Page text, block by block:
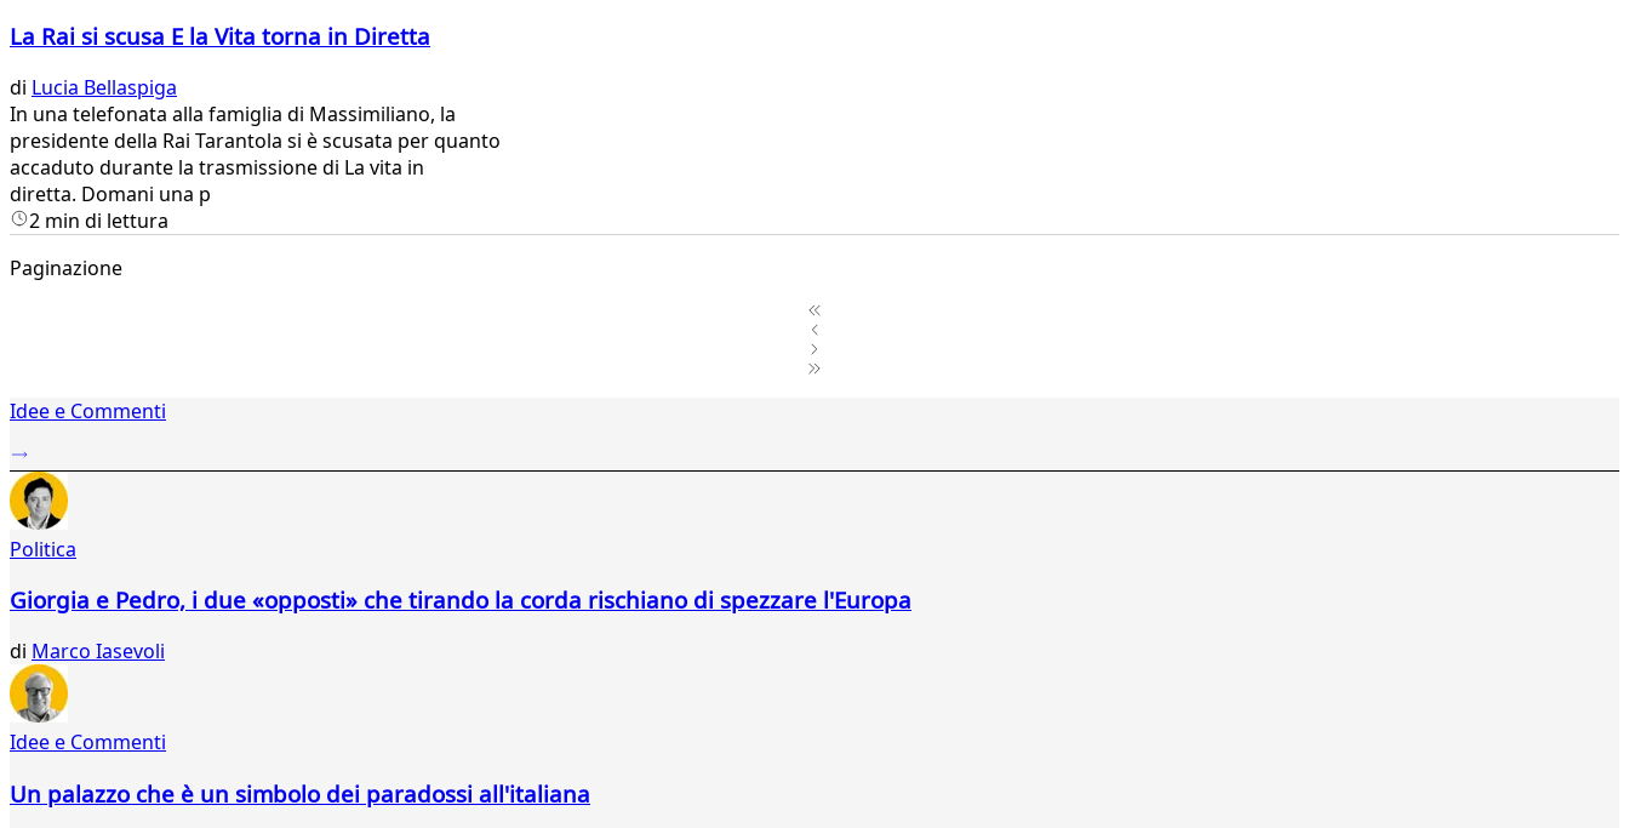
La Rai si scusa E la Vita torna in Diretta
di Lucia Bellaspiga
​In una telefonata alla famiglia di Massimiliano, la
presidente della Rai Tarantola si è scusata per quanto
accaduto durante la trasmissione di La vita in
diretta. Domani una p
2 min di lettura
Paginazione
2Idee e Commenti
Politica
Giorgia e Pedro, i due «opposti» che tirando la corda rischiano di spezzare l'Europa
di Marco Iasevoli
Idee e Commenti
Un palazzo che è un simbolo dei paradossi all'italiana